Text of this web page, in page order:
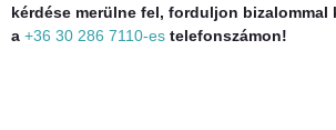
kérdése merülne fel, forduljon bizalommal
a +36 30 286 7110-es telefonszámon!